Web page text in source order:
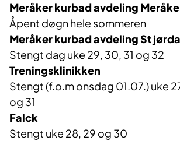
Meråker kurbad avdeling
Åpent døgnhele sommeren
Meråker kurbad avdeling
Stengt dag uke 29, 30, 31 og 32
Treningsklinikken
Stengt(f.o.m onsdag 01.07.)uke
og 31
Falck
Stengt uke 28, 29 og 30